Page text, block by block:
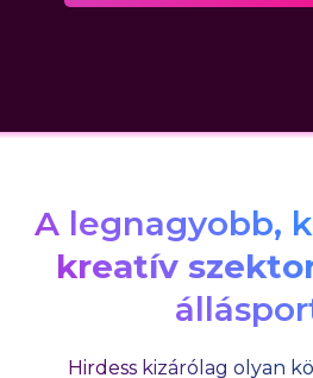
A legnagyobb,
kreatív
Hirdess kizárólag olyan